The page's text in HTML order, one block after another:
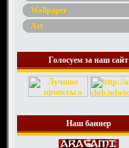
Wallpaper
Art
Голосуем за наш сайт
Наш баннер